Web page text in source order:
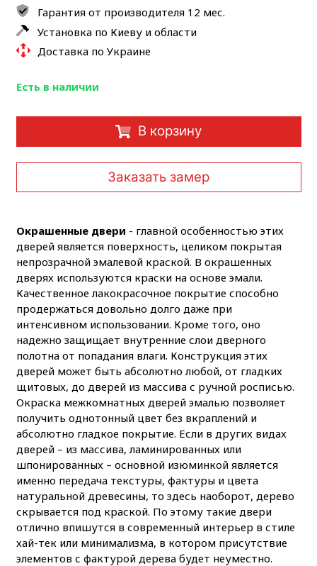
Гарантия от производителя 12 мес.
Установка по Киеву и области
Доставка по Украине
Есть в наличии
В корзину
Заказать замер
Окрашенные двери - главной особенностью этих
дверей является поверхность, целиком покрытая
непрозрачной эмалевой краской. В окрашенных
дверях используются краски на основе эмали.
Качественное лакокрасочное покрытие способно
продержаться довольно долго даже при
интенсивном использовании. Кроме того, оно
надежно защищает внутренние слои дверного
полотна от попадания влаги. Конструкция этих
дверей может быть абсолютно любой, от гладких
щитовых, до дверей из массива с ручной росписью.
Окраска межкомнатных дверей эмалью позволяет
получить однотонный цвет без вкраплений и
абсолютно гладкое покрытие. Если в других видах
дверей – из массива, ламинированных или
шпонированных – основной изюминкой является
именно передача текстуры, фактуры и цвета
натуральной древесины, то здесь наоборот, дерево
скрывается под краской. По этому такие двери
отлично впишутся в современный интерьер в стиле
хай-тек или минимализма, в котором присутствие
элементов с фактурой дерева будет неуместно.